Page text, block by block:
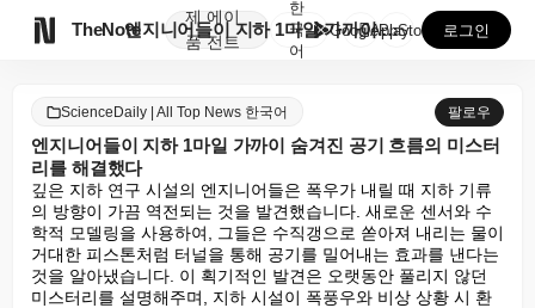
TheNote
제
품
에이
전트
엔지니어들이 지하 1마일 가까이 숨겨진 공기 흐름의 미...
한
국
어
GooglePlay
AppStore 로그인
ScienceDaily | All Top News 한국어 팔로우
엔지니어들이 지하 1마일 가까이 숨겨진 공기 흐름의 미스터
리를 해결했다
깊은 지하 연구 시설의 엔지니어들은 폭우가 내릴 때 지하 기류
의 방향이 가끔 역전되는 것을 발견했습니다. 새로운 센서와 수
학적 모델링을 사용하여, 그들은 수직갱으로 쏟아져 내리는 물이
거대한 피스톤처럼 터널을 통해 공기를 밀어내는 효과를 낸다는
것을 알아냈습니다. 이 획기적인 발견은 오랫동안 풀리지 않던
미스터리를 설명해주며, 지하 시설이 폭풍우와 비상 상황 시 환